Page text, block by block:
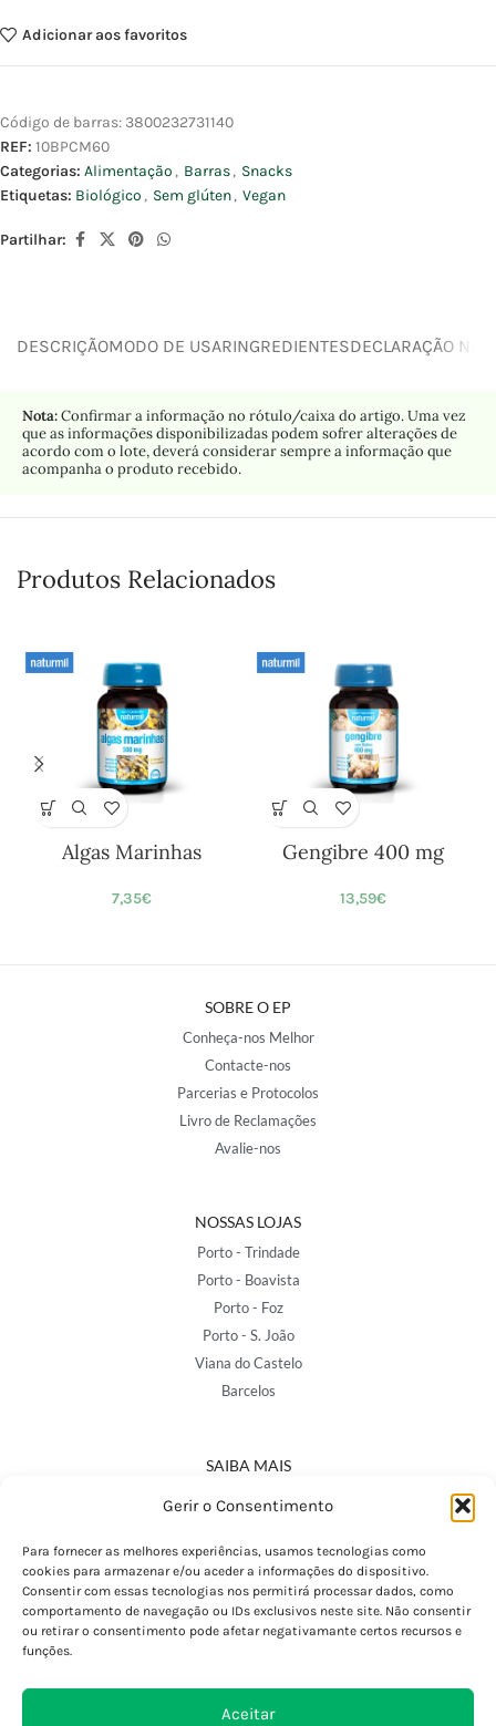
Gerir o Consentimento
Para fornecer as melhores experiências, usamos tecnologias como
cookies para armazenar e/ou aceder a informações do dispositivo.
Consentir com essas tecnologias nos permitirá processar dados, como
comportamento de navegação ou IDs exclusivos neste site. Não consentir
ou retirar o consentimento pode afetar negativamante certos recursos e
funções.
Aceitar
Adicionar aos favoritos
Código de barras: 3800232731140
REF: 10BPCM60
Categorias: Alimentação , Barras, Snacks
Etiquetas: Biológico , Sem glúten, Vegan
Partilhar:
DESCRIÇÃOMODO DE USARINGREDIENTESDECLARAÇÃO
Nota:Confirmar a informação no rótulo/caixa do artigo. Uma vez
que as informações disponibilizadas podem sofrer alterações de
acordo com o lote, deverá considerar sempre a informação que
acompanha o produto recebido.
Produtos Relacionados
Algas Marinhas
7,35€
Gengibre 400 mg
13,59€
SOBRE O EP
Conheça-nos Melhor
Contacte-nos
Parcerias e Protocolos
Livro de Reclamações
Avalie-nos
NOSSAS LOJAS
Porto - Trindade
Porto - Boavista
Porto - Foz
Porto - S. João
Viana do Castelo
Barcelos
SAIBA MAIS
Política de Privacidade
Termos e Condições
Perguntas Frequentes
Custos de Envio
Encomendas Internacionais
Devoluções e Trocas